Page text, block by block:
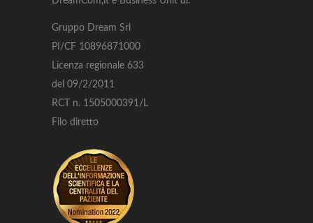
Gruppo Dream Srl
PI/CF 10896871000
Licenza regionale 633
del 09/2/2011
RCT n. 1505000391/L
Filo diretto